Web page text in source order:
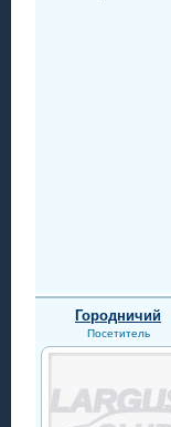
Городничий
Посетитель